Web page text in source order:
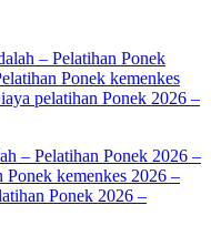
– Pelatihan Ponek 2026 –
Ponek kemenkes 2026 –
Ponek 2026 –